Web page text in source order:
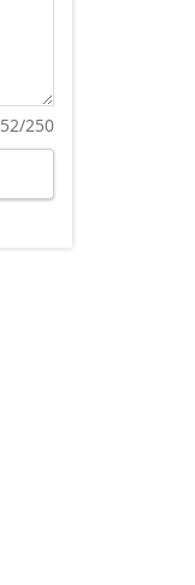
52/250